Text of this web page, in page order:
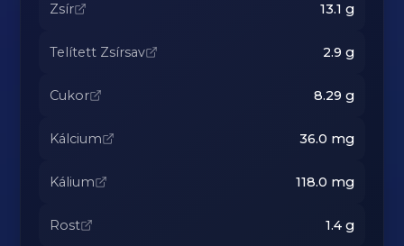
Zsír 13.1 g
Telített Zsírsav 2.9 g
Cukor 8.29 g
Kálcium 36.0 mg
Kálium 118.0 mg
Rost 1.4g